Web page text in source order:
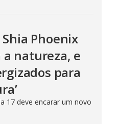
Phoenix
a natureza, e
para
17 deve encarar um novo